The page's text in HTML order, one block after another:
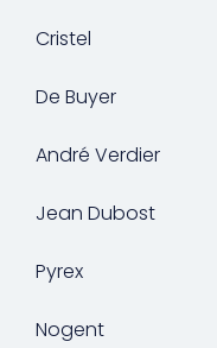
Cristel
De Buyer
André Verdier
Jean Dubost
Pyrex
Nogent